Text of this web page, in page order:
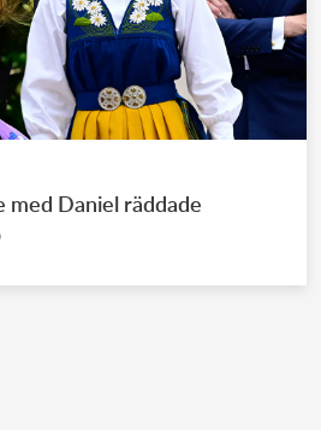
med Daniel räddade